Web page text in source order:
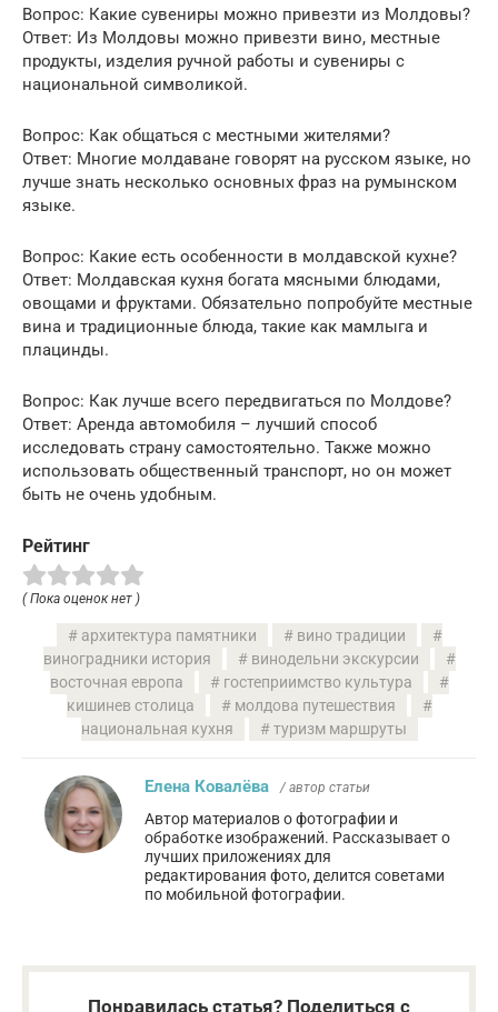
Вопрос: Какие сувениры можно привезти из Молдовы?
Ответ: Из Молдовы можно привезти вино, местные
продукты, изделия ручной работы и сувениры с
национальной символикой.
Вопрос: Как общаться с местными жителями?
Ответ: Многие молдаване говорят на русском языке, но
лучше знать несколько основных фраз на румынском
языке.
Вопрос: Какие есть особенности в молдавской кухне?
Ответ: Молдавская кухня богата мясными блюдами,
овощами и фруктами. Обязательно попробуйте местные
вина и традиционные блюда, такие как мамлыга и
плацинды.
Вопрос: Как лучше всего передвигаться по Молдове?
Ответ: Аренда автомобиля – лучший способ
исследовать страну самостоятельно. Также можно
использовать общественный транспорт, но он может
быть не очень удобным.
Рейтинг
( Пока оценок нет )
архитектура памятники
вино традиции
виноградники история
винодельни экскурсии
восточная европа
гостеприимство культура
кишинев столица
молдова путешествия
национальная кухня
туризм маршруты
Елена Ковалёва / автор статьи
Автор материалов о фотографии и
обработке изображений. Рассказывает о
лучших приложениях для
редактирования фото, делится советами
по мобильной фотографии.
Понравилась статья? Поделиться с